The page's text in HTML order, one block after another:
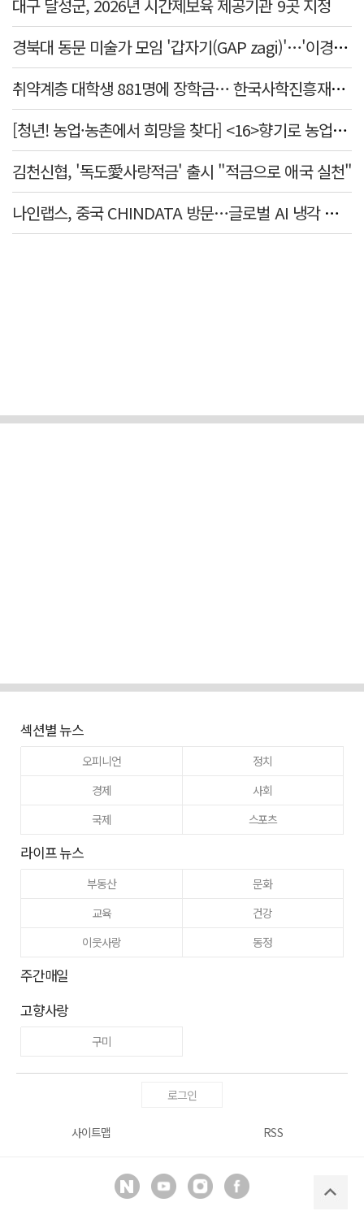
대구 달성군, 2026년 시간제보육 제공기관 9곳 지정
경북대 동문 미술가 모임 '갑자기(GAP zagi)'…'이경(移境):경계를 넘어, 경계너머' 전시
취약계층 대학생 881명에 장학금… 한국사학진흥재단, 2억7천만원 지원
[청년! 농업·농촌에서 희망을 찾다] <16>향기로 농업을 전하다
김천신협, '독도愛사랑적금' 출시 "적금으로 애국 실천"
나인랩스, 중국 CHINDATA 방문…글로벌 AI 냉각 시장 공략
섹션별 뉴스
오피니언
정치
경제
사회
국제
스포츠
라이프 뉴스
부동산
문화
교육
건강
이웃사랑
동정
주간매일
고향사랑
구미
로그인
사이트맵 RSS